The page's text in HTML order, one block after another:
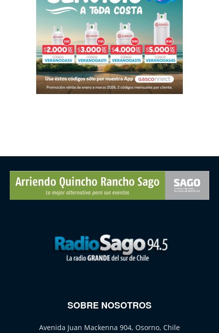
SOBRE NOSOTROS
Avenida Juan Mackenna 904, Osorno, Chile